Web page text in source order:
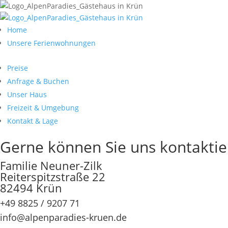
Home
Unsere Ferienwohnungen
Preise
Anfrage & Buchen
Unser Haus
Freizeit & Umgebung
Kontakt & Lage
Gerne können Sie uns
Familie Neuner-Zilk
Reiterspitzstraße 22
82494 Krün
+49 8825 / 9207 71
ed.neurk-seidarapnepla@ofni